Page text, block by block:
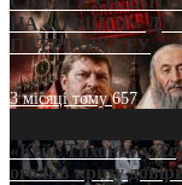
НА «ОФШОР»
ПАТРІАРХАТУ
3 місяці тому657
«Кейс Тихона» у
оголив кризу